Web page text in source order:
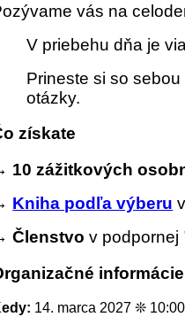
vás na
V priebehu dňa je
Prineste si so
otázky.
získate
10 zážitkových
Kniha podľa výberu
Členstvo v podpornej
informácie
14. marca 2027 ❊